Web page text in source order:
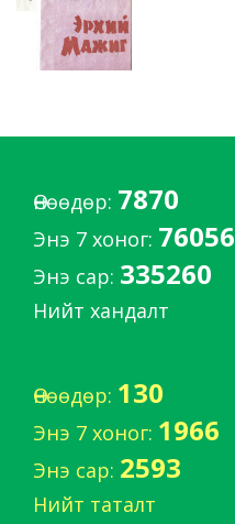
Өнөөдөр: 7870
Энэ 7 хоног: 76056
Энэ сар: 335260
Нийт хандалт
Өнөөдөр: 130
Энэ 7 хоног: 1966
Энэ сар: 2593
Нийт таталт